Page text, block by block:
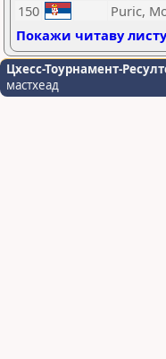
150
Puric,
Покажи читаву листу
Цхесс-Тоурнамент-
мастхеад